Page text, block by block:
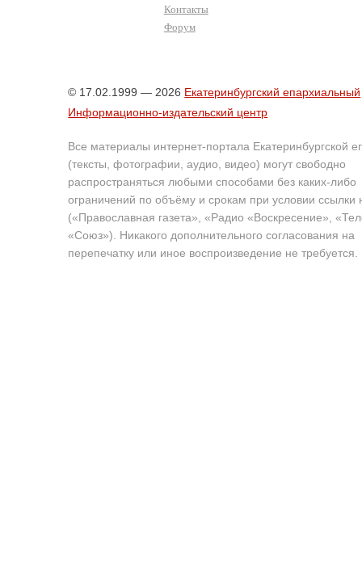
Контакты
Форум
© 17.02.1999 — 2026 Екатеринбургский епархиальный
Информационно-издательский центр
Все материалы интернет-портала Екатеринбургской
(тексты, фотографии, аудио, видео) могут свободно
распространяться любыми способами без каких-либо
ограничений по объёму и срокам при условии ссылки
(«Православная газета», «Радио «Воскресение»,
«Союз»). Никакого дополнительного согласования на
перепечатку или иное воспроизведение не требуется.